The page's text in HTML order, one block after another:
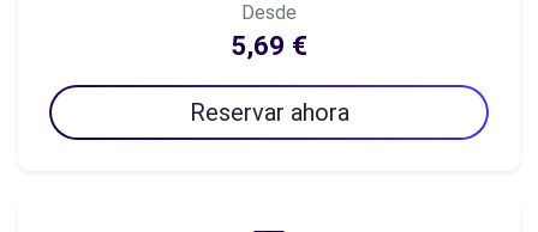
Desde
5,69 €
Reservar ahora